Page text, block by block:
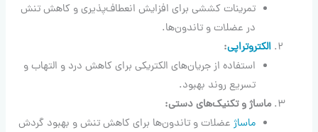
تمرینات کششی برای افزایش انعطاف‌پذیری و کاهش تنش
در عضلات و تاندون‌ها.
الکتروتراپی:
استفاده از جریان‌های الکتریکی برای کاهش درد و التهاب و
تسریع روند بهبود.
ماساژ و تکنیک‌های دستی:
ماساژ عضلات و تاندون‌ها برای کاهش تنش و بهبود گردش